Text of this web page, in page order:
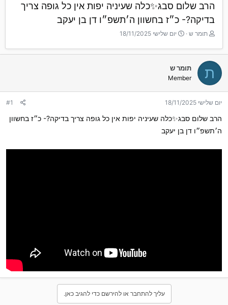
הרב שלום סבג✨כלה שעיניה יפות אין כל גופה צריך
בדיקה?- כ״ז בחשוון ה׳תשפ״ו דן בן יעקב
T
r
e
a
d
a
r
e
תומר ש
ת
ר
ך
ה
ל
ה
יום שלישי 18/11/2025
ת תומר ש
Member
יום שלישי 18/11/2025 #1
הרב שלום סבג✨כלה שעיניה יפות אין כל גופה צריך בדיקה?- כ״ז בחשוון
ה׳תשפ״ו דן בן יעקב
עליך להתחבר או להירשם כדי להגיב כאן.